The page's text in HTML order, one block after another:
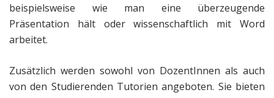
beispielsweise wie man eine überzeugende
Präsentation hält oder wissenschaftlich mit Word
arbeitet.
Zusätzlich werden sowohl von DozentInnen als auch
von den Studierenden Tutorien angeboten. Sie bieten